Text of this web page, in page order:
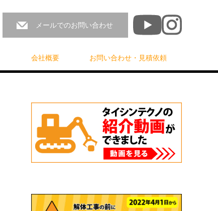
メールでのお問い合わせ
会社概要 お問い合わせ・見積依頼